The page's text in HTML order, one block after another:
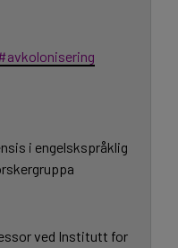
i engelskspråklig
ved Institutt for